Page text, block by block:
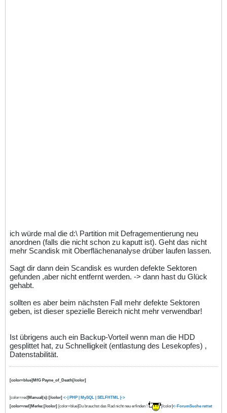
ich würde mal die d:\ Partition mit Defragementierung neu
anordnen (falls die nicht schon zu kaputt ist). Geht das nicht
mehr Scandisk mit Oberflächenanalyse drüber laufen lassen.
Sagt dir dann dein Scandisk es wurden defekte Sektoren
gefunden ,aber nicht entfernt werden. -> dann hast du Glück
gehabt.
sollten es aber beim nächsten Fall mehr defekte Sektoren
geben, ist dieser spezielle Bereich nicht mehr verwendbar!
Ist übrigens auch ein Backup-Vorteil wenn man die HDD
gesplittet hat, zu Schnelligkeit (entlastung des Lesekopfes) ,
Datenstabilität.
[color=blue]MfG Payne_of_Death[/color]
[color=red] Manual(s):[/color] <-| PHP | MySQL |
SELFHTML |->
[color=red]Merke:[/color] [color=blue]Du brauchst das Rad nicht neu erfinden ! [/color]<-ForumSuche rettet